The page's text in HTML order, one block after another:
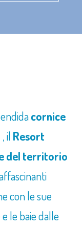
cornice
, il Resort
del territorio
con le sue
le baie dalle